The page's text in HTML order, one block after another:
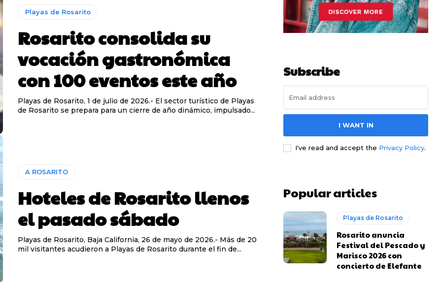
Playas de Rosarito
Rosarito consolida su
vocación gastronómica
con 100 eventos este año
Playas de Rosarito, 1 de julio de 2026.- El sector turístico de Playas
de Rosarito se prepara para un cierre de año dinámico, impulsado...
A ROSARITO
Hoteles de Rosarito llenos
el pasado sábado
Playas de Rosarito, Baja California, 26 de mayo de 2026.- Más de 20
mil visitantes acudieron a Playas de Rosarito durante el fin de...
Subscribe
I WANT IN
I've read and accept the Privacy Policy.
Popular articles
Playas de Rosarito
Rosarito anuncia
Festival del Pescado y
Marisco 2026 con
concierto de Elefante